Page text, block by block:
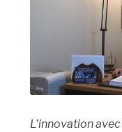
L’innovation